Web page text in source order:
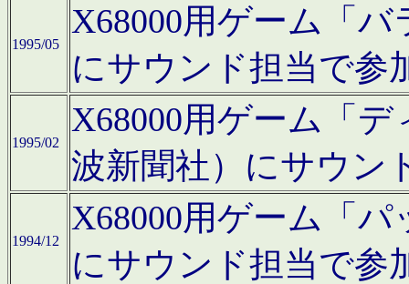
1995/05
X68000用ゲーム「
にサウンド担当で参
1995/02
X68000用ゲーム「
波新聞社）にサウン
1994/12
X68000用ゲーム「
にサウンド担当で参